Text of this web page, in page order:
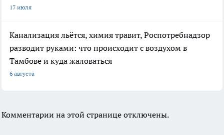
17 июля
Канализация льётся, химия травит, Роспотребнадзор
разводит руками: что происходит с воздухом в
Тамбове и куда жаловаться
6 августа
Комментарии на этой странице отключены.